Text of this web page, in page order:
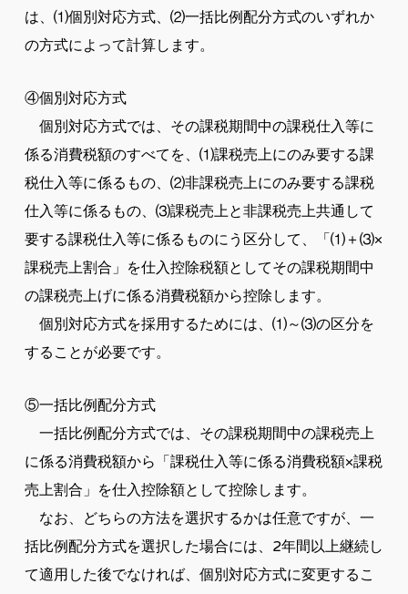
は、⑴個別対応方式、⑵一括比例配分方式のいずれか
の方式によって計算します。
④個別対応方式
個別対応方式では、その課税期間中の課税仕入等に
係る消費税額のすべてを、⑴課税売上にのみ要する課
税仕入等に係るもの、⑵非課税売上にのみ要する課税
仕入等に係るもの、⑶課税売上と非課税売上共通して
要する課税仕入等に係るものにう区分して、「⑴＋⑶×
課税売上割合」を仕入控除税額としてその課税期間中
の課税売上げに係る消費税額から控除します。
個別対応方式を採用するためには、⑴～⑶の区分を
することが必要です。
⑤一括比例配分方式
一括比例配分方式では、その課税期間中の課税売上
に係る消費税額から「課税仕入等に係る消費税額×課税
売上割合」を仕入控除額として控除します。
なお、どちらの方法を選択するかは任意ですが、一
括比例配分方式を選択した場合には、2年間以上継続し
て適用した後でなければ、個別対応方式に変更するこ